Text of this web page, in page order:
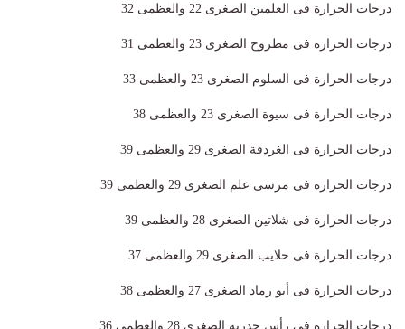
درجات الحرارة فى العلمين الصغرى 22 والعظمى 32
درجات الحرارة فى مطروح الصغرى 23 والعظمى 31
درجات الحرارة فى السلوم الصغرى 23 والعظمى 33
درجات الحرارة فى سيوة الصغرى 23 والعظمى 38
درجات الحرارة فى الغردقة الصغرى 29 والعظمى 39
درجات الحرارة فى مرسى علم الصغرى 29 والعظمى 39
درجات الحرارة فى شلاتين الصغرى 28 والعظمى 39
درجات الحرارة فى حلايب الصغرى 29 والعظمى 37
درجات الحرارة فى أبو رماد الصغرى 27 والعظمى 38
درجات الحرارة فى رأس حدربة الصغرى 28 والعظمى 36